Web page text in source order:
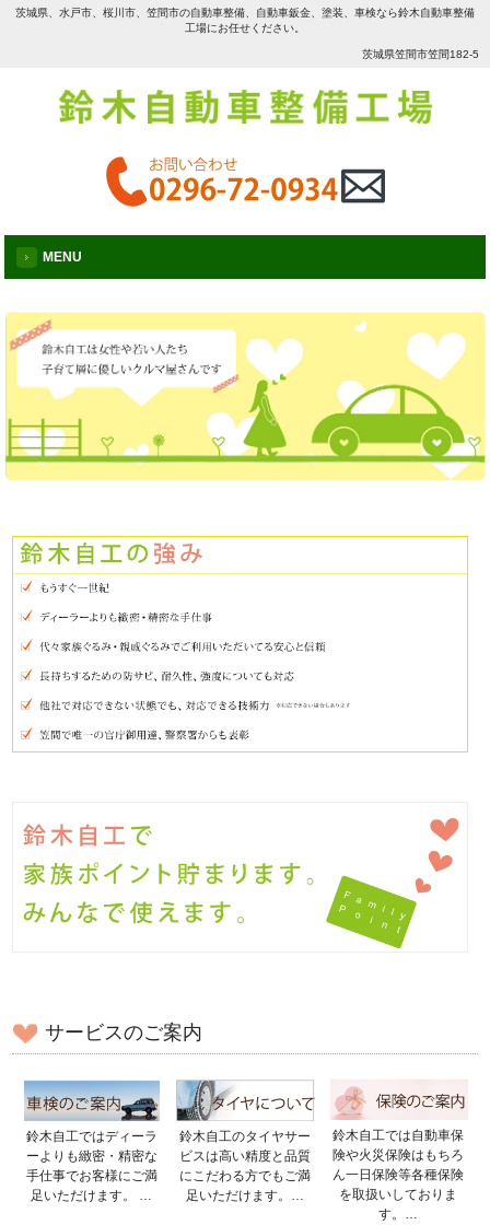
茨城県、水戸市、桜川市、笠間市の自動車整備、自動車鈑金、塗装、車検なら鈴木自動車整備
工場にお任せください。
茨城県笠間市笠間182-5
MENU
サービスのご案内
鈴木自工ではディーラ
ーよりも緻密・精密な
手仕事でお客様にご満
足いただけます。 …
鈴木自工のタイヤサー
ビスは高い精度と品質
にこだわる方でもご満
足いただけます。…
鈴木自工では自動車保
険や火災保険はもちろ
ん一日保険等各種保険
を取扱いしておりま
す。…